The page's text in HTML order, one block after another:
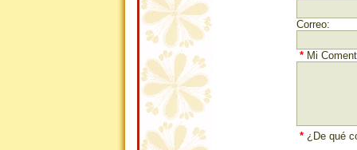
Correo:
* Mi
* ¿De qué